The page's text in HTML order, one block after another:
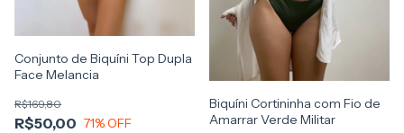
Conjunto de Biquíni Top Dupla
Face Melancia
R$50,00
R$169,80
71% OFF
Biquíni Cortininha com Fio de
Amarrar Verde Militar